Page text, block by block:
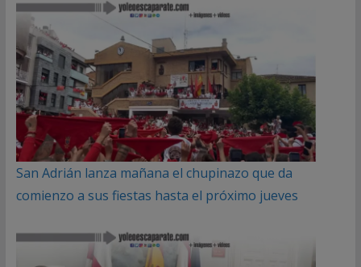
San Adrián lanza mañana el chupinazo que da
comienzo a sus fiestas hasta el próximo jueves